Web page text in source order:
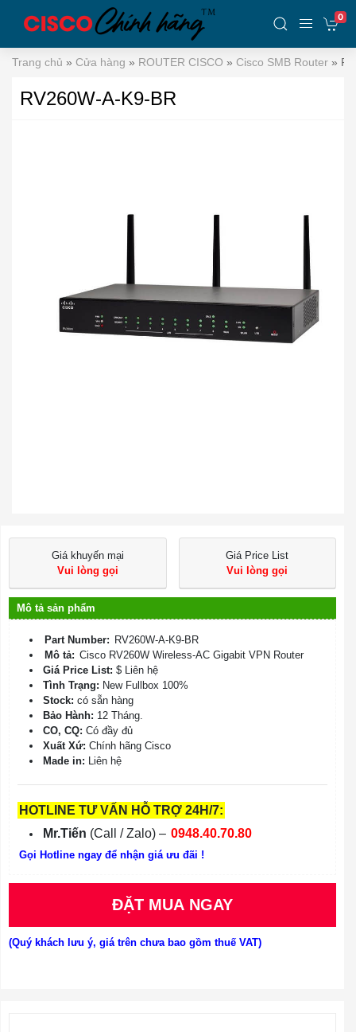
0
Trang chủ » Cửa hàng » ROUTER CISCO » Cisco SMB Router »
RV260W-A-K9-BR
Giá khuyến mại
Vui lòng gọi
Giá Price List
Vui lòng gọi
Mô tả sản phẩm
Part Number: RV260W-A-K9-BR
Mô tả: Cisco RV260W Wireless-AC Gigabit VPN Router
Giá Price List: $ Liên hệ
Tình Trạng: New Fullbox 100%
Stock: có sẵn hàng
Bảo Hành: 12 Tháng.
CO, CQ: Có đầy đủ
Xuất Xứ: Chính hãng Cisco
Made in: Liên hệ
HOTLINE TƯ VẤN HỖ TRỢ 24H/7:
Mr.Tiến (Call / Zalo) – 0948.40.70.80
Gọi Hotline ngay để nhận giá ưu đãi !
ĐẶT MUA NGAY
(Quý khách lưu ý, giá trên chưa bao gồm thuế VAT)